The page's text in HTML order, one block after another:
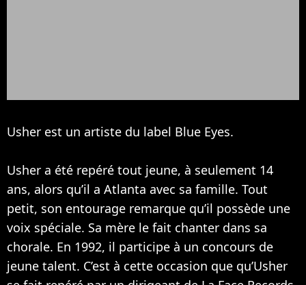
Usher est un artiste du label Blue Eyes.
Usher a été repéré tout jeune, à seulement 14
ans, alors qu’il a Atlanta avec sa famille. Tout
petit, son entourage remarque qu’il possède une
voix spéciale. Sa mère le fait chanter dans sa
chorale. En 1992, il participe à un concours de
jeune talent. C’est à cette occasion que qu’Usher